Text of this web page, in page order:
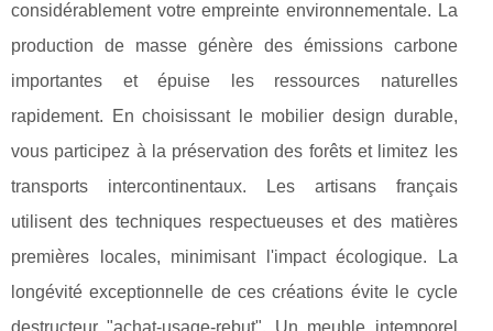
considérablement votre empreinte environnementale. La
production de masse génère des émissions carbone
importantes et épuise les ressources naturelles
rapidement. En choisissant le mobilier design durable,
vous participez à la préservation des forêts et limitez les
transports intercontinentaux. Les artisans français
utilisent des techniques respectueuses et des matières
premières locales, minimisant l'impact écologique. La
longévité exceptionnelle de ces créations évite le cycle